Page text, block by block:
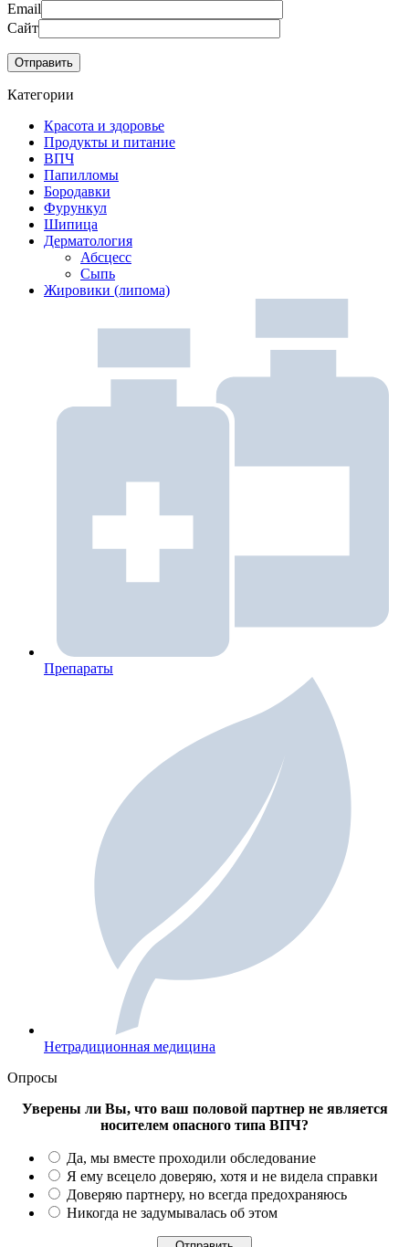
Email
Сайт
Категории
Красота и здоровье
Продукты и питание
ВПЧ
Папилломы
Бородавки
Фурункул
Шипица
Дерматология
Абсцесс
Сыпь
Жировики (липома)
Препараты
Нетрадиционная медицина
Опросы
Уверены ли Вы, что ваш половой партнер не является
носителем опасного типа ВПЧ?
Да, мы вместе проходили обследование
Я ему всецело доверяю, хотя и не видела справки
Доверяю партнеру, но всегда предохраняюсь
Никогда не задумывалась об этом